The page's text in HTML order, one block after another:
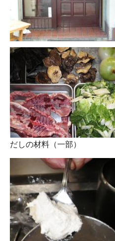
だしの材料（一部）